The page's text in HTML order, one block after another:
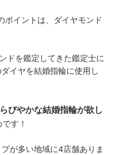
ポイントは、ダイヤモンド
ドを鑑定してきた鑑定士に
イヤを結婚指輪に使用し
びやかな結婚指輪が欲し
す！
が多い地域に4店舗ありま